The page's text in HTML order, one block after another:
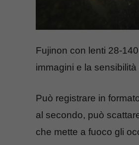
Fujinon con lenti 28-
immagini e la
Può registrare in
al secondo, può
che mette a fuoco gli